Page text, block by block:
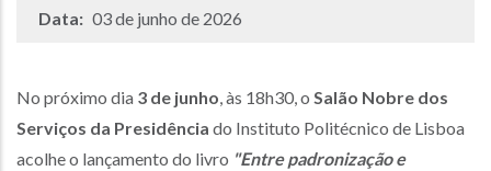
Data: 03 de junho de 2026
No próximo dia 3 de junho, às 18h30, o Salão Nobre dos
Serviços da Presidência do Instituto Politécnico de Lisboa
acolhe o lançamento do livro "Entre padronização e